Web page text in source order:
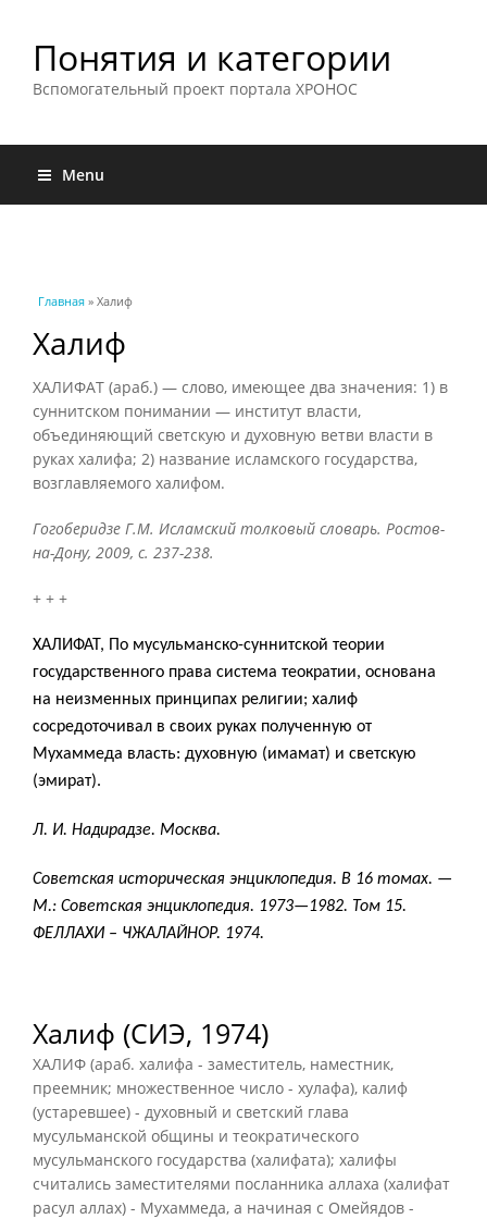
Понятия и категории
Вспомогательный проект портала ХРОНОС
Menu
Вы здесь
Главная » Халиф
Халиф
ХАЛИФАТ (араб.) — слово, имеющее два значения: 1) в
суннитском понимании — институт власти,
объединяющий светскую и духовную ветви власти в
руках халифа; 2) название исламского государства,
возглавляемого халифом.
Гогоберидзе Г.М. Исламский толковый словарь. Ростов-
на-Дону, 2009, с. 237-238.
+ + +
ХАЛИФАТ, По мусульманско-суннитской теории
государственного права система теократии, основана
на неизменных принципах религии; халиф
сосредоточивал в своих руках полученную от
Мухаммеда власть: духовную (имамат) и светскую
(эмират).
Л. И. Надирадзе. Москва.
Советская историческая энциклопедия. В 16 томах. —
М.: Советская энциклопедия. 1973—1982. Том 15.
ФЕЛЛАХИ – ЧЖАЛАЙНОР. 1974.
Халиф (СИЭ, 1974)
ХАЛИФ (араб. халифа - заместитель, наместник,
преемник; множественное число - хулафа), калиф
(устаревшее) - духовный и светский глава
мусульманской общины и теократического
мусульманского государства (халифата); халифы
считались заместителями посланника аллаха (халифат
расул аллах) - Мухаммеда, а начиная с Омейядов -